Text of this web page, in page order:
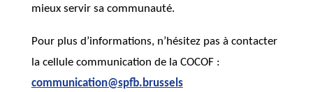
mieux servir sa communauté.
Pour plus d’informations, n’hésitez pas à contacter
la cellule communication de la COCOF :
communication@spfb.brussels